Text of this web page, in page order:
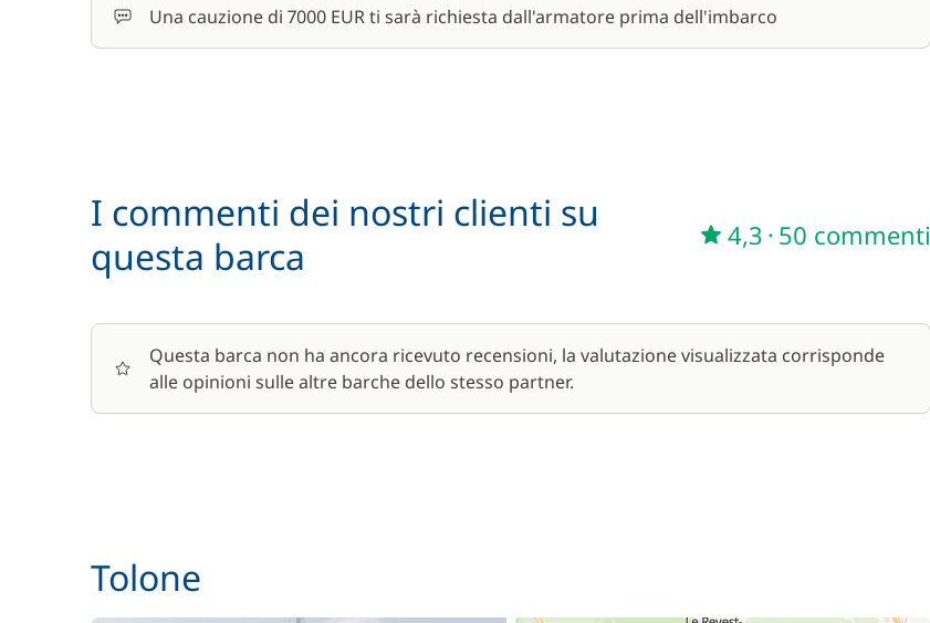
Rete di protezione 40,00 €
Wifi 45,00 €
Una cauzione di 7000 EUR ti sarà richiesta dall'armatore prima dell'imbarco
I commenti dei nostri clienti su
questa barca
4,3 · 50 commenti
Questa barca non ha ancora ricevuto recensioni, la valutazione visualizzata corrisponde
alle opinioni sulle altre barche dello stesso partner.
Tolone